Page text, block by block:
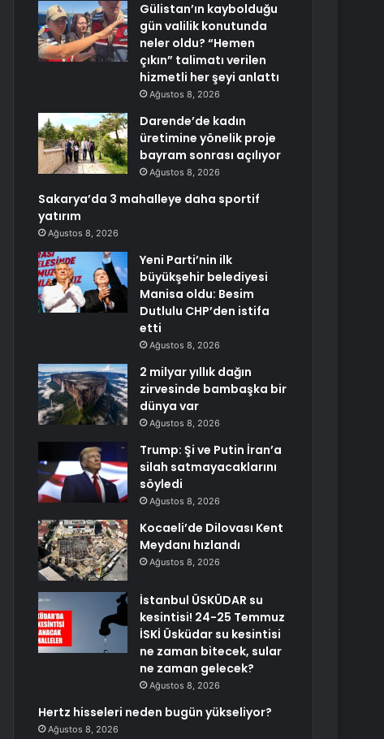
Gülistan’ın kaybolduğu
gün valilik konutunda
neler oldu? “Hemen
çıkın” talimatı verilen
hizmetli her şeyi anlattı
Ağustos 8, 2026
Darende’de kadın
üretimine yönelik proje
bayram sonrası açılıyor
Ağustos 8, 2026
Sakarya’da 3 mahalleye daha sportif
yatırım
Ağustos 8, 2026
Yeni Parti’nin ilk
büyükşehir belediyesi
Manisa oldu: Besim
Dutlulu CHP’den istifa
etti
Ağustos 8, 2026
2 milyar yıllık dağın
zirvesinde bambaşka bir
dünya var
Ağustos 8, 2026
Trump: Şi ve Putin İran’a
silah satmayacaklarını
söyledi
Ağustos 8, 2026
Kocaeli’de Dilovası Kent
Meydanı hızlandı
Ağustos 8, 2026
İstanbul ÜSKÜDAR su
kesintisi! 24-25 Temmuz
İSKİ Üsküdar su kesintisi
ne zaman bitecek, sular
ne zaman gelecek?
Ağustos 8, 2026
Hertz hisseleri neden bugün yükseliyor?
Ağustos 8, 2026